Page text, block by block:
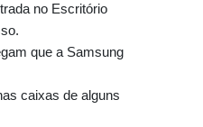
no Escritório
que a Samsung
caixas de alguns